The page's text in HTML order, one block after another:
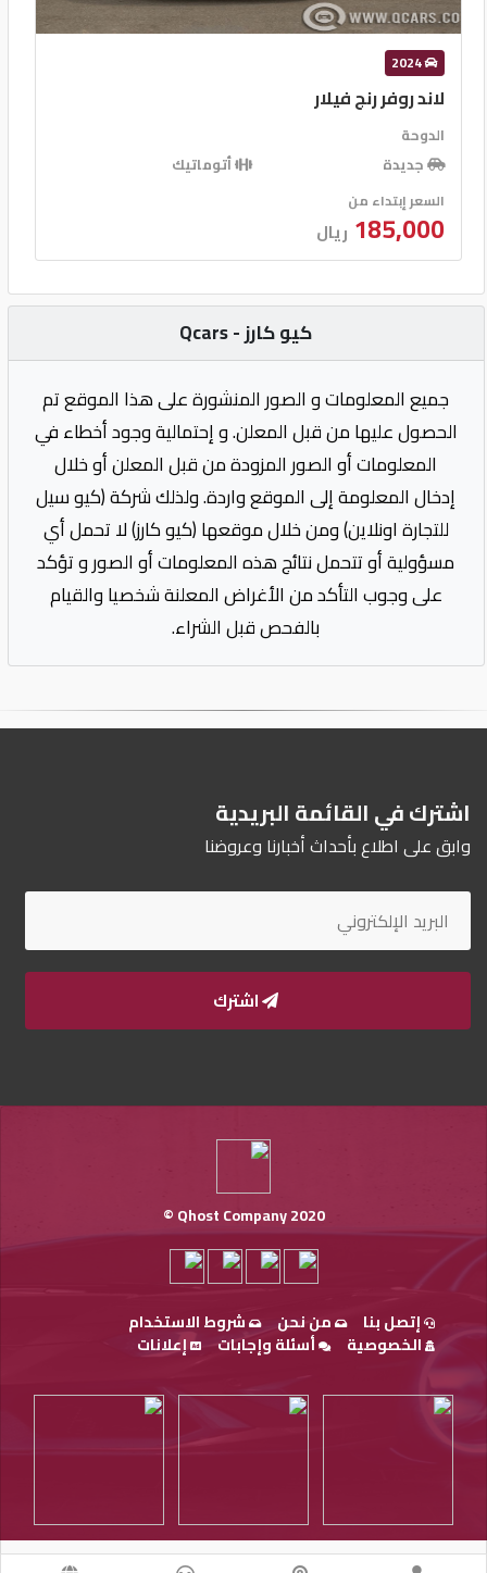
2024
لاند روفر رنج فيلار
الدوحة
جديدة
أتوماتيك
السعر إبتداء من
185,000 ريال
كيو كارز - Qcars
جميع المعلومات و الصور المنشورة على هذا الموقع تم
الحصول عليها من قبل المعلن. و إحتمالية وجود أخطاء في
المعلومات أو الصور المزودة من قبل المعلن أو خلال
إدخال المعلومة إلى الموقع واردة. ولذلك شركة (كيو سيل
للتجارة اونلاين) ومن خلال موقعها (كيو كارز) لا تحمل أي
مسؤولية أو تتحمل نتائج هذه المعلومات أو الصور و تؤكد
على وجوب التأكد من الأغراض المعلنة شخصيا والقيام
بالفحص قبل الشراء.
اشترك في القائمة البريدية
وابق على اطلاع بأحداث أخبارنا وعروضنا
اشترك
Qhost Company 2020 ©
إتصل بنا من نحن
شروط الاستخدام
الخصوصية
أسئلة وإجابات إعلانات